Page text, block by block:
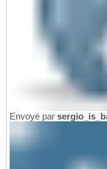
Envoyé par